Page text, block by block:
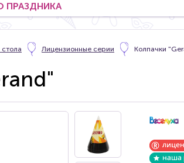
ПРАЗДНИКА
Лицензионные серии Колпачки